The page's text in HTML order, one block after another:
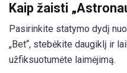
Kaip žaisti
Pasirinkite statymo dydį
„Bet“, stebėkite daugiklį ir
užfiksuotumėte laimėjimą.